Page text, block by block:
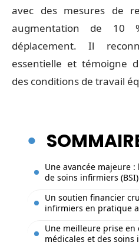
avec des mesures de
augmentation de 10
déplacement. Il
essentielle et témoigne
des conditions de travail
Une avancée majeure :
de soins infirmiers
Un soutien financier
infirmiers en pratique
Une meilleure prise en
médicales et des soins